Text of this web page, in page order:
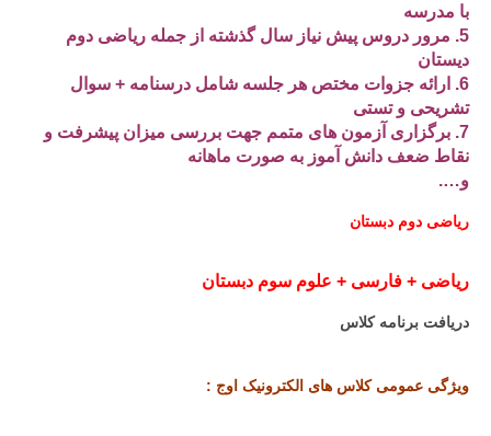
با مدرسه
5. مرور دروس پیش نیاز سال گذشته از جمله ریاضی دوم
دیستان
6. ارائه جزوات مختص هر جلسه شامل درسنامه + سوال
تشریحی و تستی
7. برگزاری آزمون های متمم جهت بررسی میزان پیشرفت و
نقاط ضعف دانش آموز به صورت ماهانه
و….
ریاضی دوم دبستان
ریاضی + فارسی + علوم سوم دبستان
دریافت برنامه کلاس
ویژگی عمومی کلاس های الکترونیک اوج :